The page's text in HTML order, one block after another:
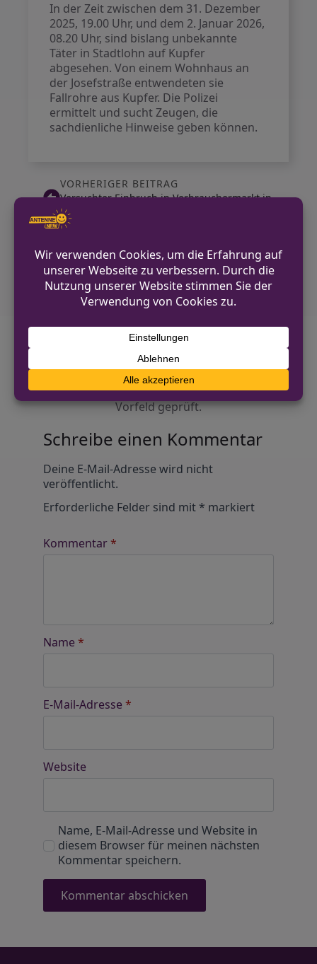
In der Zeit zwischen dem 31. Dezember
2025, 19.00 Uhr, und dem 2. Januar 2026,
08.20 Uhr, sind bislang unbekannte
Täter in Stadtlohn auf Kupfer
abgesehen. Von einem Wohnhaus an
der Josefstraße entwendeten sie
Fallrohre aus Kupfer. Die Polizei
ermittelt und sucht Zeugen, die
sachdienliche Hinweise geben können.
VORHERIGER BEITRAG
Versuchter Einbruch in Verbrauchermarkt in
Gronau
mit Pkw gesucht
Diskutiere mit!
Anonym und ganz ohne Anmeldezwang!
Alle Kommentare werden von unserer Redaktion im
Vorfeld geprüft.
Schreibe einen Kommentar
Deine E-Mail-Adresse wird nicht
veröffentlicht.
Erforderliche Felder sind mit* markiert
Kommentar*
Name *
E-Mail-Adresse *
Website
Name, E-Mail-Adresse und Website in
diesem Browser für meinen nächsten
Kommentar speichern.